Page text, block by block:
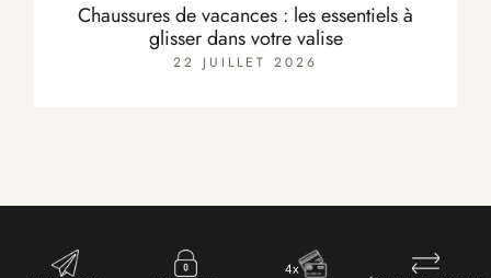
Chaussures de vacances : les essentiels à
glisser dans votre valise
22 JUILLET 2026